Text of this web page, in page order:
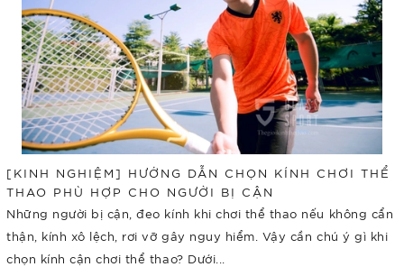
[KINH NGHIỆM] HƯỚNG DẪN CHỌN KÍNH CHƠI THỂ
THAO PHÙ HỢP CHO NGƯỜI BỊ CẬN
Những người bị cận, đeo kính khi chơi thể thao nếu không cẩn
thận, kính xô lệch, rơi vỡ gây nguy hiểm. Vậy cần chú ý gì khi
chọn kính cận chơi thể thao? Dưới...